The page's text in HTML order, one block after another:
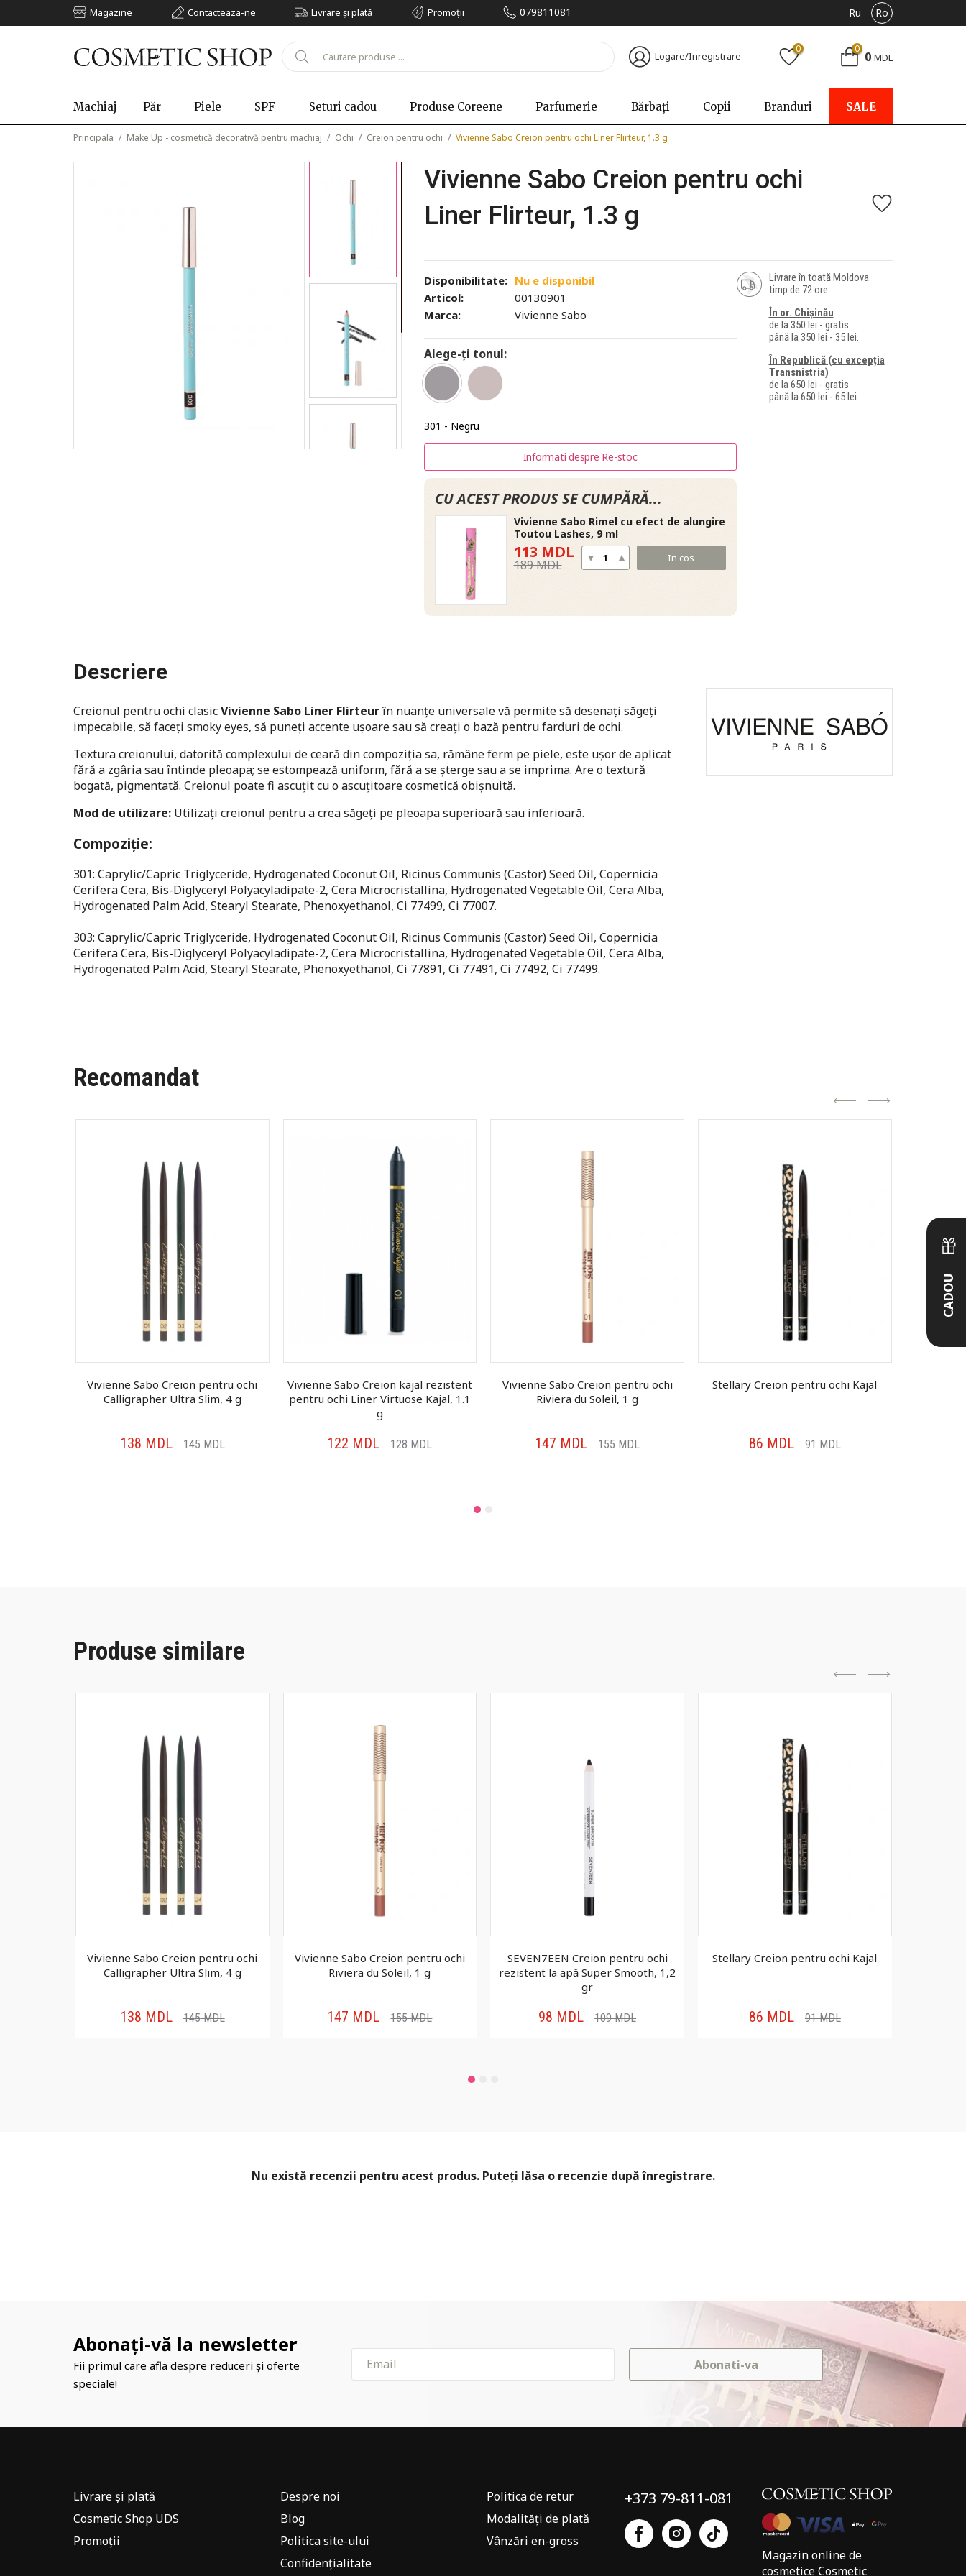
Magazine Contacteaza-ne Livrare și plată Promoții 079811081 Ru Ro
Logare/Inregistrare
0 0 0 MDL
Machiaj Păr Piele SPF Seturi cadou Produse Coreene Parfumerie Bărbați Copii Branduri SALE
Principala / Make Up - cosmetică decorativă pentru machiaj / Ochi / Creion pentru ochi / Vivienne Sabo Creion pentru ochi Liner Flirteur, 1.3 g
Vivienne Sabo Creion pentru ochi
Liner Flirteur, 1.3 g
Disponibilitate: Nu e disponibil
Articol:
00130901
Marca:
Vivienne Sabo
Alege-ți tonul:
301 - Negru
Informati despre Re-stoc
CU ACEST PRODUS SE CUMPĂRĂ...
Vivienne Sabo Rimel cu efect de alungire
Toutou Lashes, 9 ml
113 MDL
189 MDL In cos
Livrare în toată Moldova
timp de 72 ore
În or. Chișinău
de la 350 lei - gratis
până la 350 lei - 35 lei.
În Republică (cu excepția
Transnistria)
de la 650 lei - gratis
până la 650 lei - 65 lei.
Descriere
Creionul pentru ochi clasicVivienne Sabo Liner Flirteurîn nuanțe universale vă permite să desenați săgeți
impecabile, să faceți smoky eyes, să puneți accente ușoare sau să creați o bază pentru farduri de ochi.
Textura creionului, datorită complexului de ceară din compoziția sa, rămâne ferm pe piele, este ușor de aplicat
fără a zgâria sau întinde pleoapa; se estompează uniform, fără a se șterge sau a se imprima. Are o textură
bogată, pigmentată. Creionul poate fi ascuțit cu o ascuțitoare cosmetică obișnuită.
Mod de utilizare: Utilizați creionul pentru a crea săgeți pe pleoapa superioară sau inferioară.
Compoziție:
301: Caprylic/Capric Triglyceride, Hydrogenated Coconut Oil, Ricinus Communis (Castor) Seed Oil, Copernicia
Cerifera Cera, Bis-Diglyceryl Polyacyladipate-2, Cera Microcristallina, Hydrogenated Vegetable Oil, Cera Alba,
Hydrogenated Palm Acid, Stearyl Stearate, Phenoxyethanol, Ci 77499, Ci 77007.
303: Caprylic/Capric Triglyceride, Hydrogenated Coconut Oil, Ricinus Communis (Castor) Seed Oil, Copernicia
Cerifera Cera, Bis-Diglyceryl Polyacyladipate-2, Cera Microcristallina, Hydrogenated Vegetable Oil, Cera Alba,
Hydrogenated Palm Acid, Stearyl Stearate, Phenoxyethanol, Ci 77891, Ci 77491, Ci 77492, Ci 77499.
Recomandat
Vivienne Sabo Creion pentru ochi
Calligrapher Ultra Slim, 4 g
138 MDL 145MDL
Vivienne Sabo Creion kajal rezistent
pentru ochi Liner Virtuose Kajal, 1.1
g
122 MDL 128MDL
Vivienne Sabo Creion pentru ochi
Riviera du Soleil, 1 g
147 MDL 155MDL
Stellary Creion pentru ochi Kajal
86 MDL 91MDL
Produse similare
Vivienne Sabo Creion pentru ochi
Calligrapher Ultra Slim, 4 g
138 MDL 145MDL
Vivienne Sabo Creion pentru ochi
Riviera du Soleil, 1 g
147 MDL 155MDL
SEVEN7EEN Creion pentru ochi
rezistent la apă Super Smooth, 1,2
gr
98 MDL 109MDL
Stellary Creion pentru ochi Kajal
86 MDL 91MDL
Nu există recenzii pentru acest produs. Puteți lăsa o recenzie după înregistrare.
Abonați-vă la newsletter
Fii primul care afla despre reduceri și oferte
speciale!
Abonati-va
Livrare și plată
Cosmetic Shop UDS
Promoții
Despre noi
Blog
Politica site-ului
Confidențialitate
Politica de retur
Modalități de plată
Vânzări en-gross
+373 79-811-081
Magazin online de
cosmetice Cosmetic
CADOU